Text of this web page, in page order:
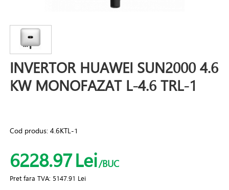
INVERTOR HUAWEI SUN2000 4.6
KW MONOFAZAT L-4.6 TRL-1
Cod produs:4.6KTL-1
6228.97Lei/BUC
Pret fara TVA: 5147.91 Lei